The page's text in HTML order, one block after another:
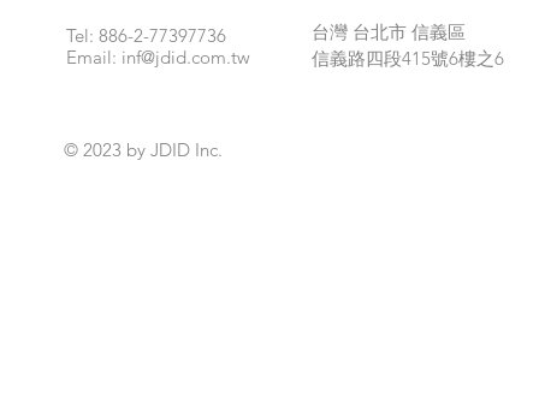
Tel: 886-2-77397736
Email: inf@jdid.com.tw
台灣 台北市 信義區
​信義路四段415號6樓之6
© 2023 by JDID Inc.